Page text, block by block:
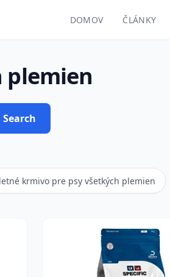
DOMOV ČLÁNKY
plemien
Search
krmivo pre psy všetkých plemien